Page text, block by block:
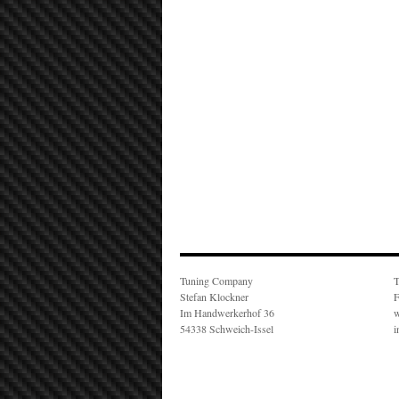
Tuning Company
Stefan Klockner
Im Handwerkerhof 36
54338 Schweich-Issel